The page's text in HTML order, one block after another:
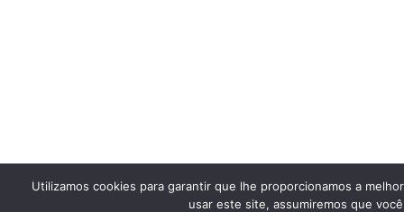
Utilizamos cookies para garantir que lhe proporcionamos a
usar este site, assumiremos que